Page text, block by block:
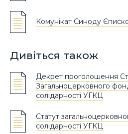
Комунікат Синоду
Дивіться також
Декрет проголошення
Загальноцерковного
солідарності УГКЦ
Статут
солідарності УГКЦ